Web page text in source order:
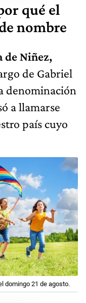
qué el
nombre
de Niñez,
de Gabriel
denominación
a llamarse
país cuyo
domingo 21 de agosto.